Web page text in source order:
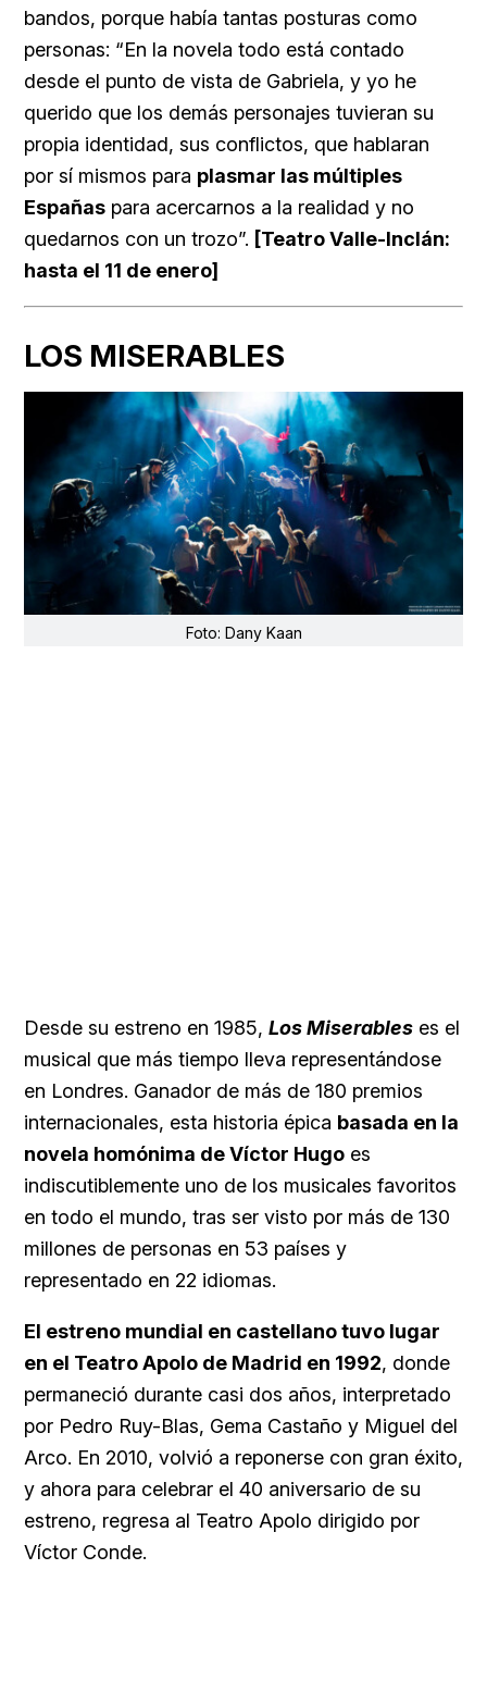
bandos, porque había tantas posturas como
personas: “En la novela todo está contado
desde el punto de vista de Gabriela, y yo he
querido que los demás personajes tuvieran su
propia identidad, sus conflictos, que hablaran
por sí mismos para plasmar las múltiples
Españas para acercarnos a la realidad y no
quedarnos con un trozo”. [Teatro Valle-Inclán:
hasta el 11 de enero]
LOS MISERABLES
Foto: Dany Kaan
Desde su estreno en 1985, Los Miserables es el
musical que más tiempo lleva representándose
en Londres. Ganador de más de 180 premios
internacionales, esta historia épica basada en la
novela homónima de Víctor Hugo es
indiscutiblemente uno de los musicales favoritos
en todo el mundo, tras ser visto por más de 130
millones de personas en 53 países y
representado en 22 idiomas.
El estreno mundial en castellano tuvo lugar
en el Teatro Apolo de Madrid en 1992, donde
permaneció durante casi dos años, interpretado
por Pedro Ruy-Blas, Gema Castaño y Miguel del
Arco. En 2010, volvió a reponerse con gran éxito,
y ahora para celebrar el 40 aniversario de su
estreno, regresa al Teatro Apolo dirigido por
Víctor Conde.